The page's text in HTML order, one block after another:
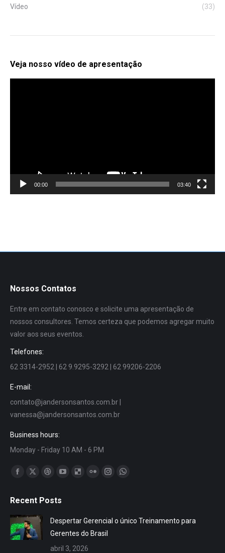
Vídeo
(33)
Veja nosso vídeo de apresentação
00:00 03:40
Nossos Contatos
Entre em contato conosco e solicite uma apresentação de
nossos consultores. Temos certeza que podemos agregar muito
valor aos seus eventos.
Telefones:
62 3314-2952 | 62 9.9295-3292 | 62 99206-2206
E-mail:
contato@jandersonsantos.com.br|
vanessa@jandersonsantos.com.br
Business hours:
Monday - Friday 10 AM - 6 PM
Encontre-nos em:
Facebook
opens
in
new
opens
in
new
Dribbble
opens
in
new
new
Delicious
new
Flickr
new
Instagram
in
Whatsapp
in
Recent Posts
Despertar Gerencial o único Treinamento para
Gerentes do Brasil
abril 3, 2026